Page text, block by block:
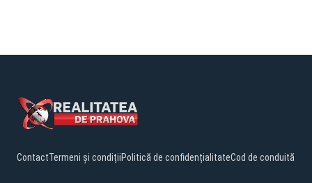
ContactTermeni și condițiiPolitică de confidențialitateCod de conduită